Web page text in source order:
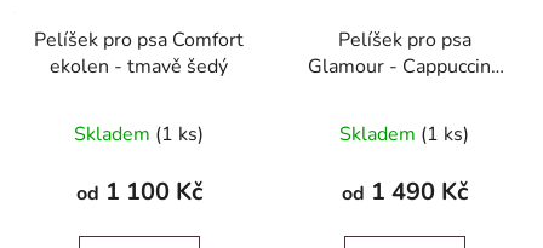
Pelíšek pro psa Comfort
ekolen - tmavě šedý
Skladem (1 ks)
od 1 100 Kč
Pelíšek pro psa
Glamour - Cappuccino
Skladem (1 ks)
od 1 490 Kč